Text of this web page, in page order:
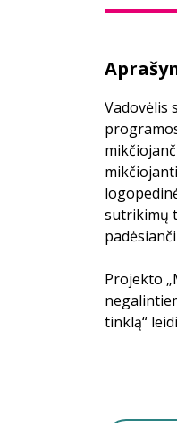
Vadovėlis
sutrikimų
Projekto
tinklą“